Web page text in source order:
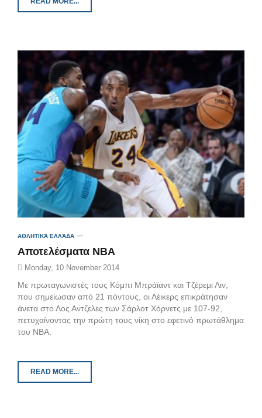
ΑΘΛΗΤΙΚΆ ΕΛΛΆΔΑ
Αποτελέσματα ΝΒΑ
Monday, 10 November 2014
Με πρωταγωνιστές τους Κόμπι Μπράϊαντ και Τζέρεμι Λιν,
που σημείωσαν από 21 πόντους, οι Λέικερς επικράτησαν
άνετα στο Λος Αντζελες των Σάρλοτ Χόρνετς με 107-92,
πετυχαίνοντας την πρώτη τους νίκη στο εφετινό πρωτάθλημα
του ΝΒΑ.
READ MORE...